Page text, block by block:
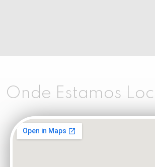
Onde Estamos